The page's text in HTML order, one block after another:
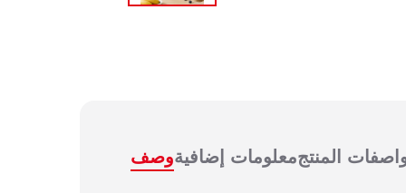
وصفمعلومات إضافيةالمنتج